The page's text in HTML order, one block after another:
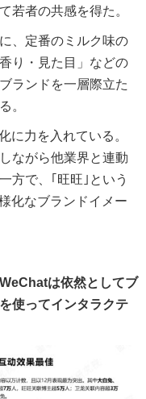
若者の共感を得た。
、定番のミルク味の
り・見た目」などの
ランドを一層際立た
。
に力を入れている。
ながら他業界と連動
方で、｢旺旺｣という
化なブランドイメー
は依然としてブ
使ってインタラクテ